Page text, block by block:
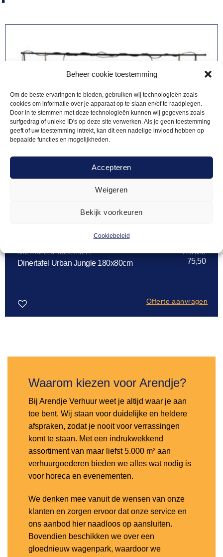
Beheer cookie toestemming
Om de beste ervaringen te bieden, gebruiken wij technologieën zoals
cookies om informatie over je apparaat op te slaan en/of te raadplegen.
Door in te stemmen met deze technologieën kunnen wij gegevens zoals
surfgedrag of unieke ID's op deze site verwerken. Als je geen toestemming
geeft of uw toestemming intrekt, kan dit een nadelige invloed hebben op
bepaalde functies en mogelijkheden.
Accepteren
Weigeren
Bekijk voorkeuren
Cookiebeleid
DINERTAFELS INDUSTRIEEL
Dinertafel Urban Jungle 180x80cm 75,50
Offerte aanvragen
Waarom kiezen voor Arendje?
Bij Arendje Verhuur weet je altijd waar je aan
toe bent. Wij staan voor duidelijke en heldere
afspraken, zodat je nooit voor verrassingen
komt te staan. Met een indrukwekkend
assortiment van maar liefst 5.000 m² aan
verhuurgoederen bieden we alles wat nodig is
voor horeca en evenementen.
We denken mee vanuit de wensen van onze
klanten en zorgen ervoor dat onze service en
ons aanbod hier naadloos op aansluiten.
Bovendien beschikken we over een
gloednieuw wagenpark, waardoor we